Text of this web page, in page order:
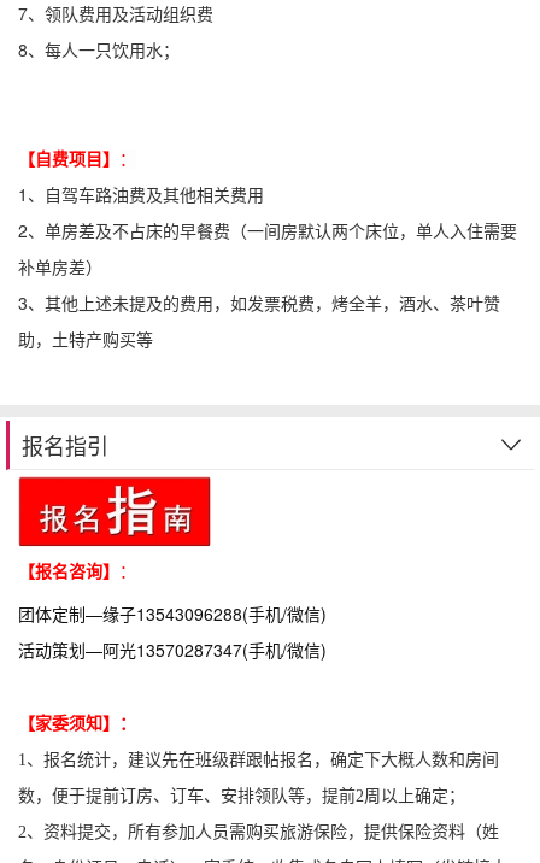
7、 领队费用及活动组织费
8、每人一只饮用水；
【 自费项目 】 ：
1、自驾车路油费及其他相关费用
2、单房差及不占床的早餐费（一间房默认两个床位，单人入住需要
补单房差）
3、其他上述未提及的费用，如发票税费，烤全羊，酒水、茶叶赞
助，土特产购买等
报名指引
【报名咨询】 ：
团体定制—缘子13543096288(手机/微信)
活动策划—阿光13570287347(手机/微信)
【家委须知】：
1、报名统计，建议先在班级群跟帖报名，确定下大概人数和房间
数，便于提前订房、订车、安排领队等，提前2周以上确定；
2、资料提交，所有参加人员需购买旅游保险，提供保险资料（姓